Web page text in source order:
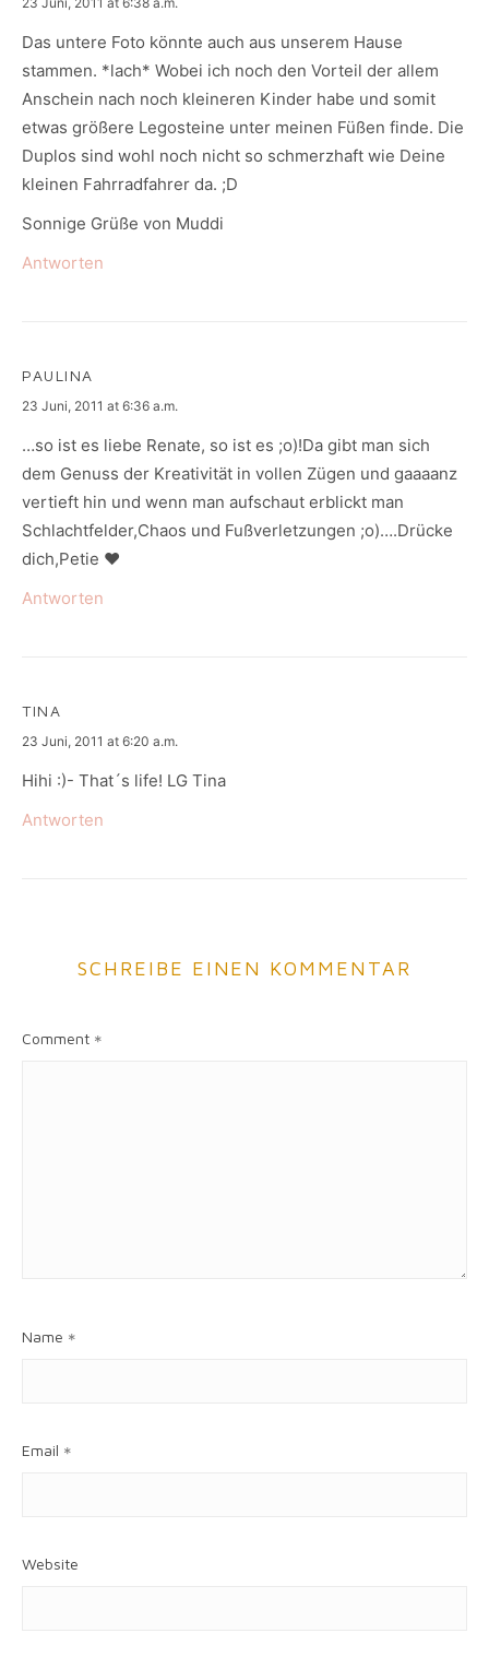
Das untere Foto könnte auch aus unserem Hause
stammen. *lach* Wobei ich noch den Vorteil der allem
Anschein nach noch kleineren Kinder habe und somit
etwas größere Legosteine unter meinen Füßen finde. Die
Duplos sind wohl noch nicht so schmerzhaft wie Deine
kleinen Fahrradfahrer da. ;D
Sonnige Grüße von Muddi
Antworten
PAULINA
says:
23 Juni, 2011 at 6:36 a.m.
…so ist es liebe Renate, so ist es ;o)!Da gibt man sich
dem Genuss der Kreativität in vollen Zügen und gaaaanz
vertieft hin und wenn man aufschaut erblickt man
Schlachtfelder,Chaos und Fußverletzungen ;o)….Drücke
dich,Petie ♥
Antworten
TINA
says:
23 Juni, 2011 at 6:20 a.m.
Hihi :)- That´s life! LG Tina
Antworten
SCHREIBE EINEN KOMMENTAR
Comment *
Name *
Email *
Website